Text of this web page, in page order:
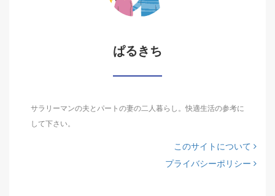
ぱるきち
サラリーマンの夫とパートの妻の二人暮らし。快適生活の参考に
して下さい。
このサイトについて
プライバシーポリシー